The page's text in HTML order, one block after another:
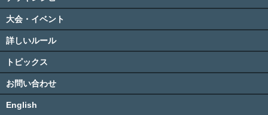
大会・イベント
詳しいルール
トピックス
お問い合わせ
English